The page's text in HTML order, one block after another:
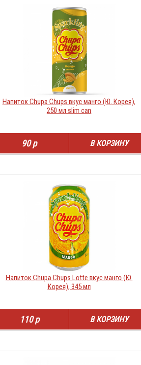
Напиток Chupa Chups вкус манго (Ю. Корея),
250 мл slim can
90 р В КОРЗИНУ
Напиток Chupa Chups Lotte вкус манго (Ю.
Корея), 345 мл
110 р В КОРЗИНУ